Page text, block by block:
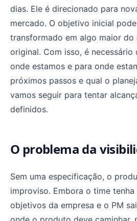
dias. Ele é direcionado para
mercado. O objetivo inicial
transformado em algo maior
original. Com isso, é
onde estamos e para onde
próximos passos e qual o
vamos seguir para tentar
definidos.
O problema da
Sem uma especificação, o
improviso. Embora o time
objetivos da empresa e o PM